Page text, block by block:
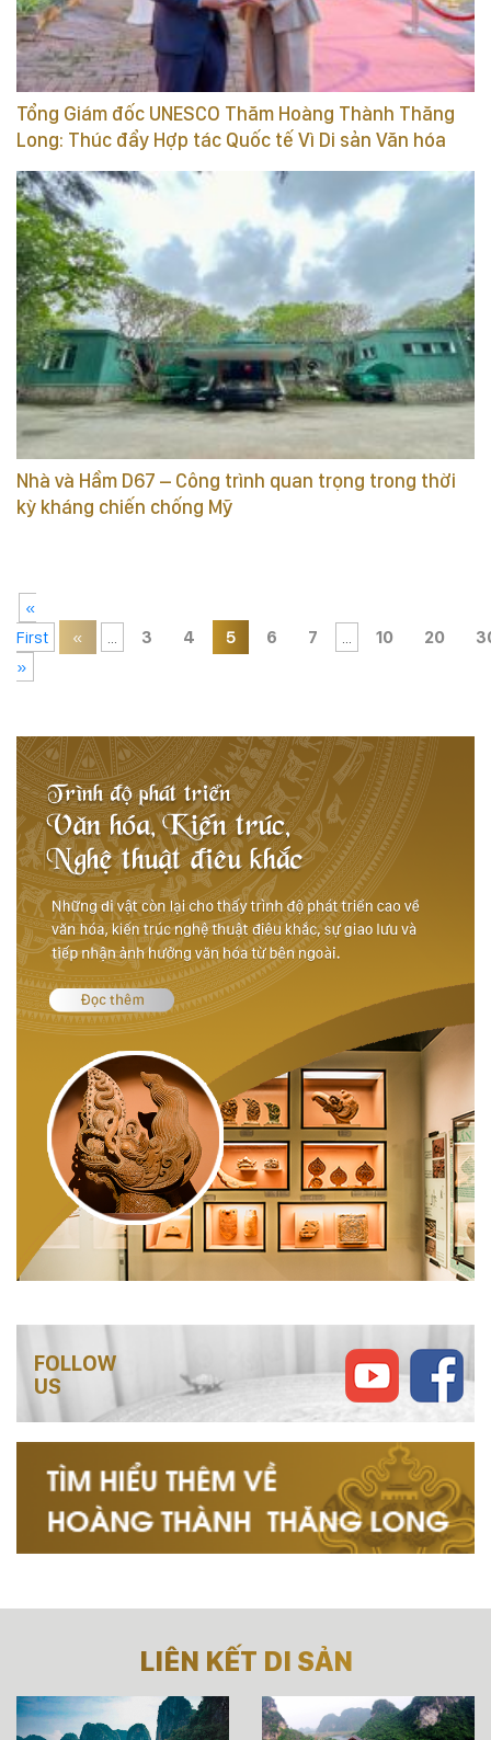
Tổng Giám đốc UNESCO Thăm Hoàng Thành Thăng
Long: Thúc đẩy Hợp tác Quốc tế Vì Di sản Văn hóa
Nhà và Hầm D67 – Công trình quan trọng trong thời
kỳ kháng chiến chống Mỹ
«
First
« 3 4 5 6 7 10 20
»
FOLLOW
US
LIÊN KẾT DI SẢN